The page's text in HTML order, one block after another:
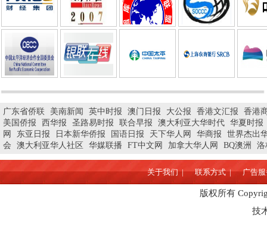
广东省侨联 美南新闻 英中时报 澳门日报 大公报 香港文汇报
香港
美国侨报
西华报 圣路易时报 联合早报 澳大利亚大华时代 华夏时报
网
东亚日报 日本新华侨报 国语日报 天下华人网 华商报
世界杰出
会
澳大利亚华人社区 华媒联播 FT中文网 加拿大华人网 BQ澳洲 洛
关于我们 | 联系方式 | 广告
版权所有
技